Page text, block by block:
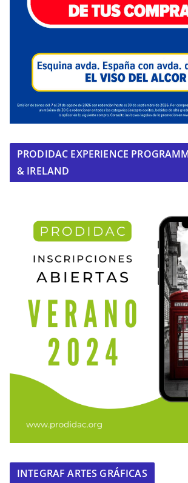
PRODIDAC EXPERIENCE
& IRELAND
INTEGRAF ARTES GRÁFICAS